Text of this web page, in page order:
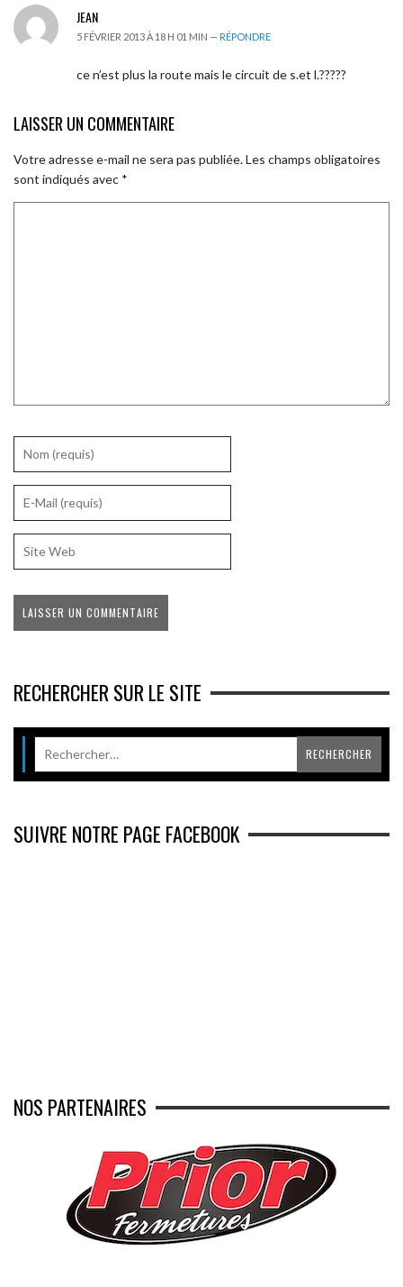
JEAN
5 FÉVRIER 2013 À 18 H 01 MIN — RÉPONDRE
ce n’est plus la route mais le circuit de s.et l.?????
LAISSER UN COMMENTAIRE
Votre adresse e-mail ne sera pas publiée.Les champs obligatoires
sont indiqués avec *
RECHERCHER SUR LE SITE
SUIVRE NOTRE PAGE FACEBOOK
NOS PARTENAIRES